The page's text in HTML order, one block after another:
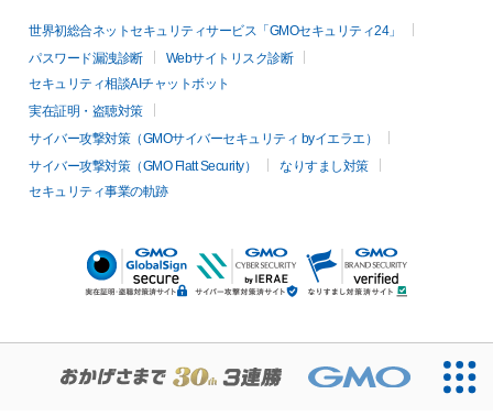
世界初総合ネットセキュリティサービス「GMOセキュリティ24」
パスワード漏洩診断
Webサイトリスク診断
セキュリティ相談AIチャットボット
実在証明・盗聴対策
サイバー攻撃対策（GMOサイバーセキュリティ byイエラエ）
サイバー攻撃対策（GMO Flatt Security）
なりすまし対策
セキュリティ事業の軌跡